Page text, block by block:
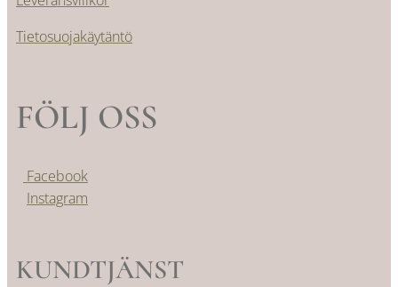
Tietosuojakäytäntö
FÖLJ OSS
Facebook
Instagram
KUNDTJÄNST